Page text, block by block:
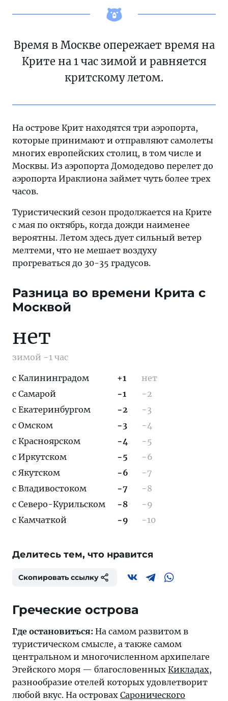
Время в Москве опережает время на
Крите на 1 час зимой и равняется
критскому летом.
На острове Крит находятся три аэропорта,
которые принимают и отправляют самолеты
многих европейских столиц, в том числе и
Москвы. Из аэропорта Домодедово перелет до
аэропорта Ираклиона займет чуть более трех
часов.
Туристический сезон продолжается на Крите
с мая по октябрь, когда дожди наименее
вероятны. Летом здесь дует сильный ветер
мелтеми, что не мешает воздуху
прогреваться до 30-35 градусов.
Разница во времени Крита c
Москвой
нет
зимой −1 час
с Калининградом +1
нет
с Самарой
−1
−2
с Екатеринбургом
−2
−3
с Омском
−3
−4
с Красноярском
−4
−5
с Иркутском
−5
−6
с Якутском
−6
−7
с Владивостоком
−7
−8
с Северо-Курильском
−8
−9
с Камчаткой
−9 −10
Делитесь тем, что нравится
Скопировать ссылку
Греческие острова
Где остановиться: На самом развитом в
туристическом смысле, а также самом
центральном и многочисленном архипелаге
Эгейского моря — благословенных Кикладах,
разнообразие отелей которых удовлетворит
любой вкус. На островах Саронического